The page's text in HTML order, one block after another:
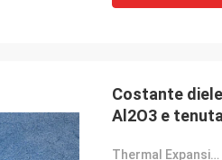
Costante
Al2O3 e
Thermal Expansion Coefficient: